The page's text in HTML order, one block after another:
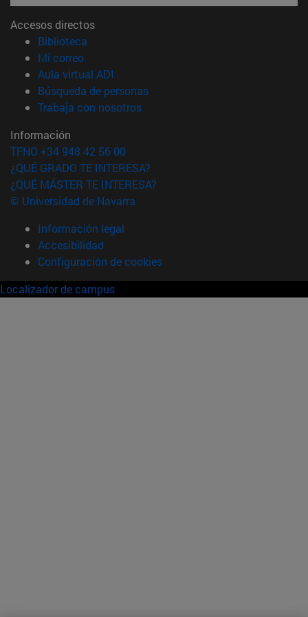
Accesos directos
Biblioteca
Mi correo(abre en nueva ventana)
Aula virtual ADI
Búsqueda de personas(abre en nueva ventana)
Trabaja con nosotros(abre en nueva ventana)
Información
TFNO +34 948 42 56 00
¿QUÉ GRADO TE INTERESA?
¿QUÉ MÁSTER TE INTERESA?
© Universidad de Navarra
Información legal
Accesibilidad
Configuración de cookies
Localizador de campus